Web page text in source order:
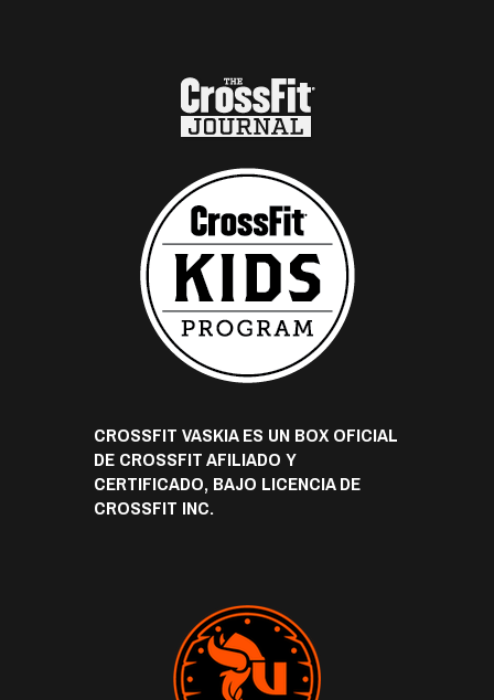
CROSSFIT VASKIA ES UN BOX OFICIAL
DE CROSSFIT AFILIADO Y
CERTIFICADO, BAJO LICENCIA DE
CROSSFIT INC.